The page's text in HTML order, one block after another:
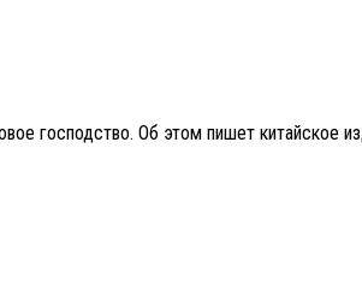
господство. Об этом пишет китайское